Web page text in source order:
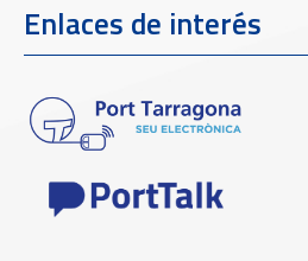
Enlaces de interés